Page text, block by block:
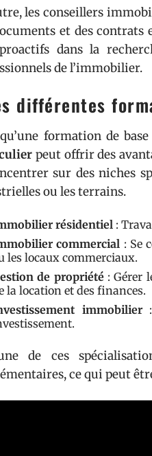
les conseillers
et des
dans la
de l’immobilier.
différentes
formation de
peut offrir des
sur des niches
ou les terrains.
résidentiel :
commercial : Se
les locaux commerciaux.
de propriété: Gérer
la location et des finances.
immobilier:
de ces
ce qui peut